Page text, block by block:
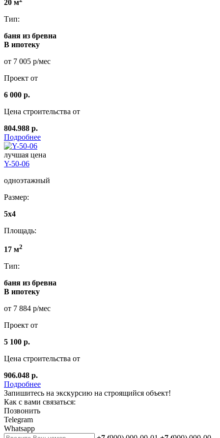
20 м
Тип:
баня из бревна
В ипотеку
от 7 005 р/мес
Проект от
6 000 р.
Цена строительства от
804.988 р.
Подробнее
лучшая цена
Y-50-06
одноэтажный
Размер:
5x4
Площадь:
17 м2
Тип:
баня из бревна
В ипотеку
от 7 884 р/мес
Проект от
5 100 р.
Цена строительства от
906.048 р.
Подробнее
Запишитесь на экскурсию на строящийся объект!
Как с вами связаться:
Позвонить
Telegram
Whatsapp